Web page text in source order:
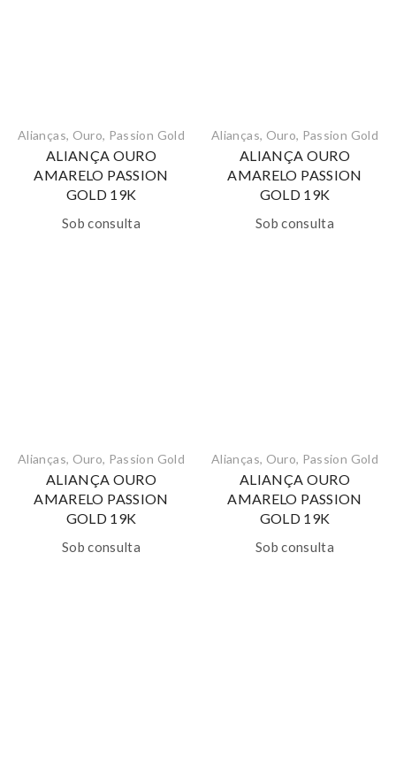
Alianças, Ouro, Passion Gold
ALIANÇA OURO
AMARELO PASSION
GOLD 19K
Sob consulta
Alianças, Ouro, Passion Gold
ALIANÇA OURO
AMARELO PASSION
GOLD 19K
Sob consulta
Alianças, Ouro, Passion Gold
ALIANÇA OURO
AMARELO PASSION
GOLD 19K
Sob consulta
Alianças, Ouro, Passion Gold
ALIANÇA OURO
AMARELO PASSION
GOLD 19K
Sob consulta